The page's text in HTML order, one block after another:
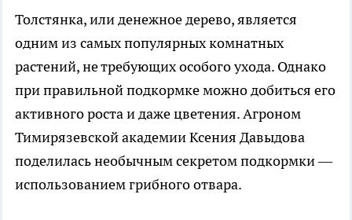
Толстянка, или денежное дерево, является
одним из самых популярных комнатных
растений, не требующих особого ухода. Однако
при правильной подкормке можно добиться его
активного роста и даже цветения. Агроном
Тимирязевской академии Ксения Давыдова
поделилась необычным секретом подкормки —
использованием грибного отвара.